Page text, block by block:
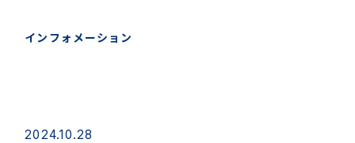
インフォメーション
2024.10.28